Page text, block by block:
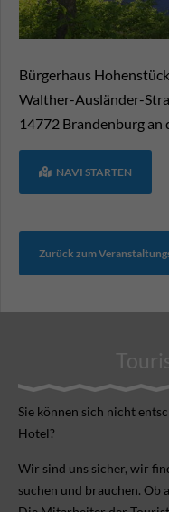
Bürgerhaus
Walther-Ausländer-
14772 Brandenburg an
NAVI STARTEN
Zurück zum
Sie können sich nicht
Hotel?
Wir sind uns sicher, wir
suchen und brauchen. Ob